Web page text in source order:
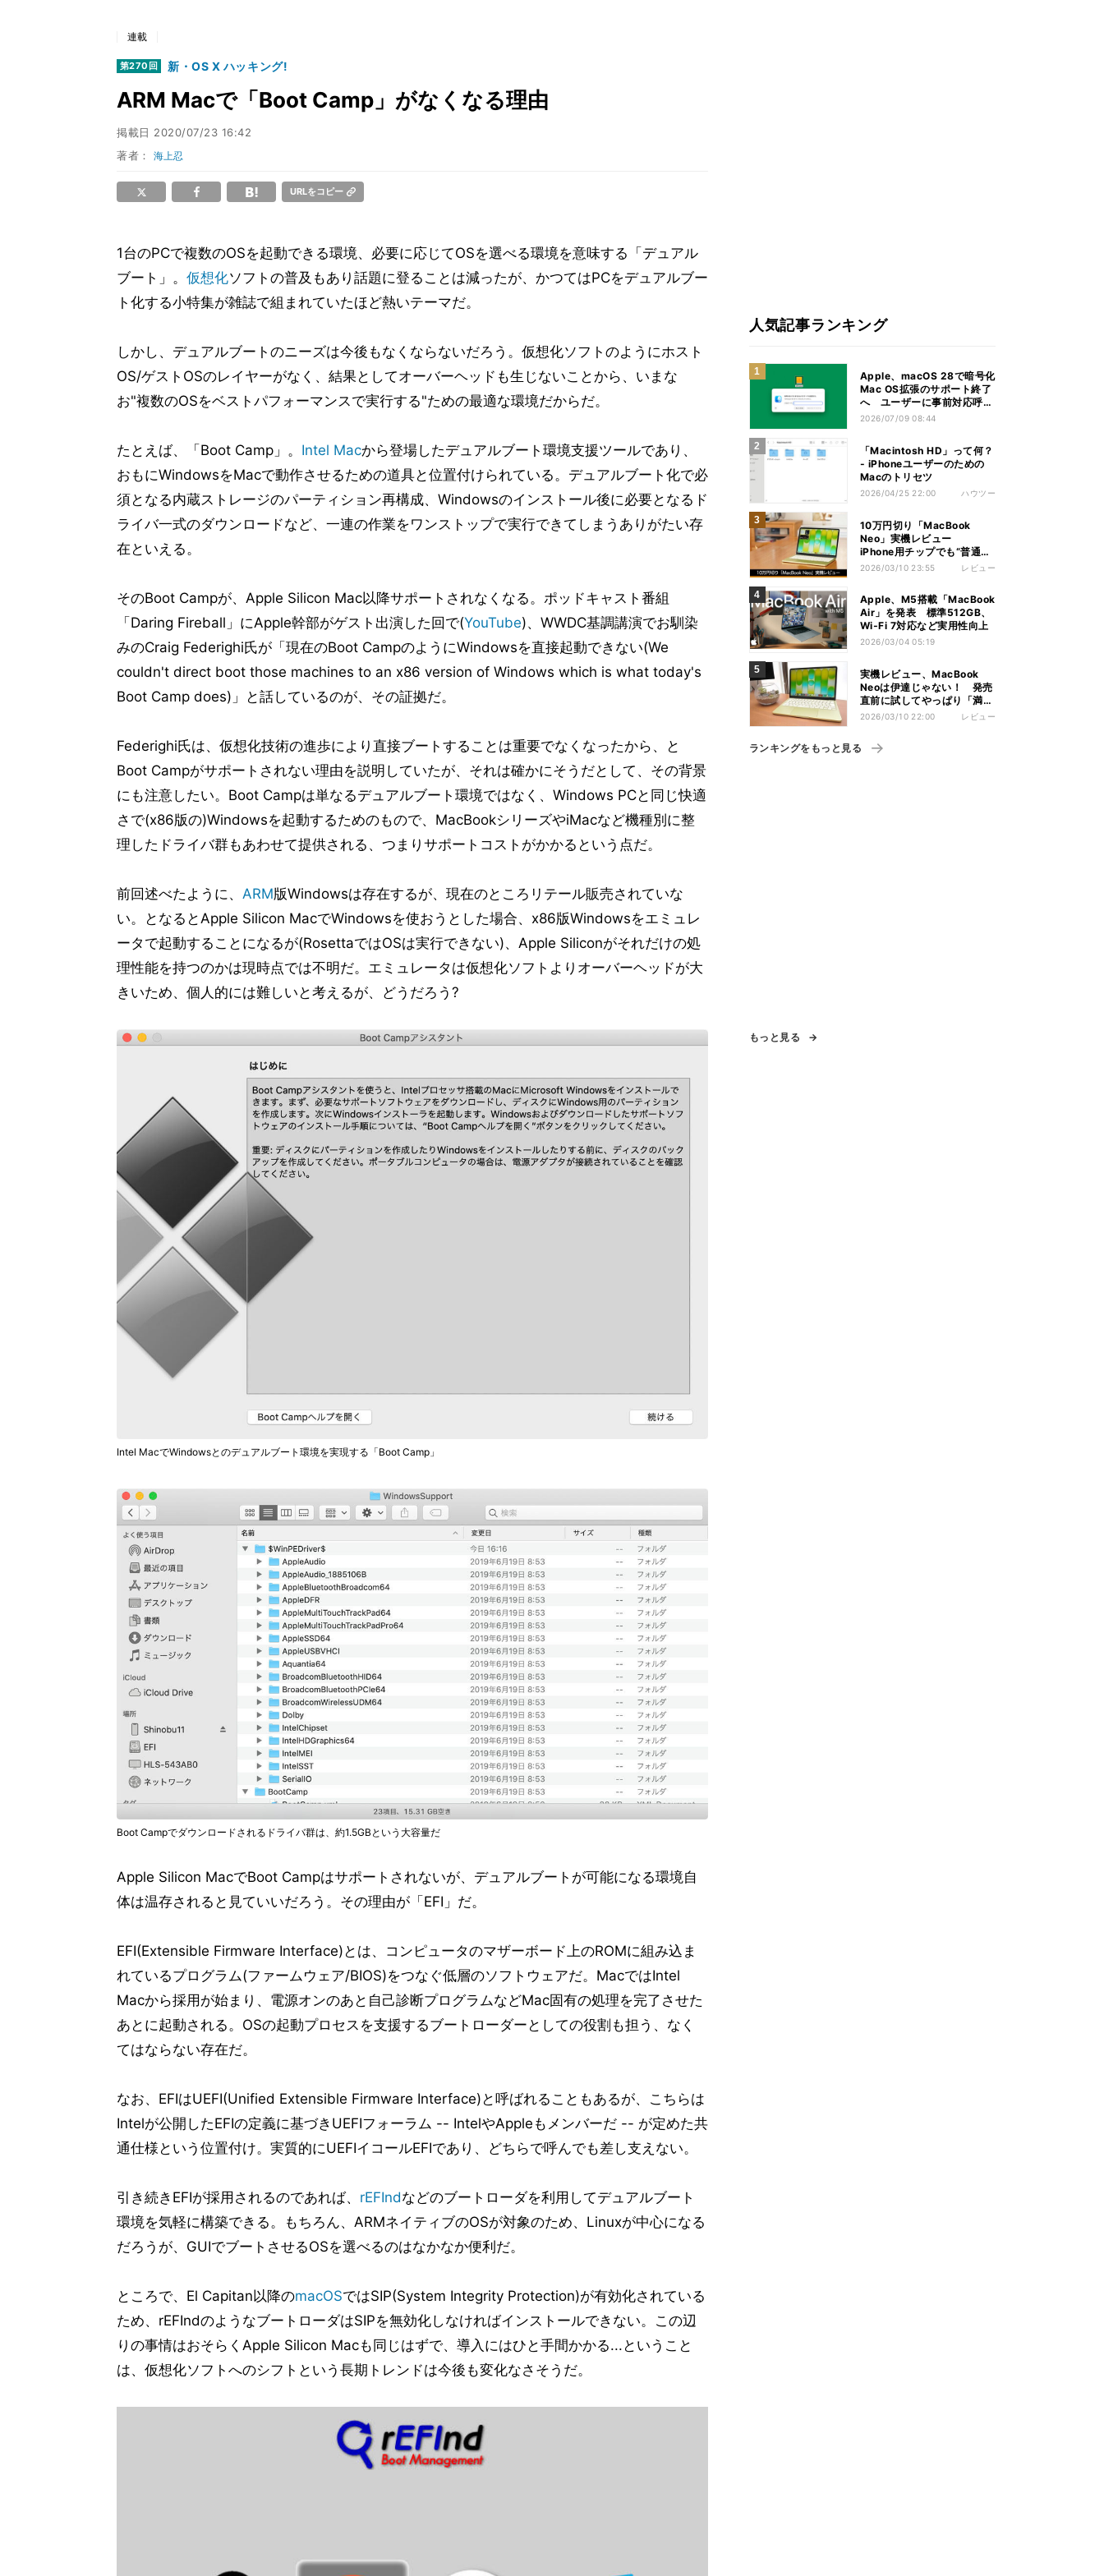
連載
第270回 新・OS X ハッキング!
ARM Macで「Boot Camp」がなくなる理由
掲載日 2020/07/23 16:42
著者：海上忍
URLをコピー
1台のPCで複数のOSを起動できる環境、必要に応じてOSを選べる環境を意味する「デュアル
ブート」。 仮想化ソフトの普及もあり話題に登ることは減ったが、かつてはPCをデュアルブー
ト化する小特集が雑誌で組まれていたほど熱いテーマだ。
しかし、デュアルブートのニーズは今後もなくならないだろう。仮想化ソフトのようにホスト
OS/ゲストOSのレイヤーがなく、結果としてオーバーヘッドも生じないことから、いまな
お"複数のOSをベストパフォーマンスで実行する"ための最適な環境だからだ。
たとえば、「Boot Camp」。 Intel Macから登場したデュアルブート環境支援ツールであり、
おもにWindowsをMacで動作させるための道具と位置付けられている。デュアルブート化で必
須となる内蔵ストレージのパーティション再構成、Windowsのインストール後に必要となるド
ライバ一式のダウンロードなど、一連の作業をワンストップで実行できてしまうありがたい存
在といえる。
そのBoot Campが、Apple Silicon Mac以降サポートされなくなる。ポッドキャスト番組
「Daring Fireball」にApple幹部がゲスト出演した回で(YouTube)、WWDC基調講演でお馴染
みのCraig Federighi氏が「現在のBoot CampのようにWindowsを直接起動できない(We
couldn't direct boot those machines to an x86 version of Windows which is what today's
Boot Camp does)」と話しているのが、その証拠だ。
Federighi氏は、仮想化技術の進歩により直接ブートすることは重要でなくなったから、と
Boot Campがサポートされない理由を説明していたが、それは確かにそうだとして、その背景
にも注意したい。Boot Campは単なるデュアルブート環境ではなく、Windows PCと同じ快適
さで(x86版の)Windowsを起動するためのもので、MacBookシリーズやiMacなど機種別に整
理したドライバ群もあわせて提供される、つまりサポートコストがかかるという点だ。
前回述べたように、 ARM版Windowsは存在するが、現在のところリテール販売されていな
い。となるとApple Silicon MacでWindowsを使おうとした場合、x86版Windowsをエミュレ
ータで起動することになるが(RosettaではOSは実行できない)、Apple Siliconがそれだけの処
理性能を持つのかは現時点では不明だ。エミュレータは仮想化ソフトよりオーバーヘッドが大
きいため、個人的には難しいと考えるが、どうだろう?
Intel MacでWindowsとのデュアルブート環境を実現する「Boot Camp」
Boot Campでダウンロードされるドライバ群は、約1.5GBという大容量だ
Apple Silicon MacでBoot Campはサポートされないが、デュアルブートが可能になる環境自
体は温存されると見ていいだろう。その理由が「EFI」だ。
EFI(Extensible Firmware Interface)とは、コンピュータのマザーボード上のROMに組み込ま
れているプログラム(ファームウェア/BIOS)をつなぐ低層のソフトウェアだ。MacではIntel
Macから採用が始まり、電源オンのあと自己診断プログラムなどMac固有の処理を完了させた
あとに起動される。OSの起動プロセスを支援するブートローダーとしての役割も担う、なく
てはならない存在だ。
なお、EFIはUEFI(Unified Extensible Firmware Interface)と呼ばれることもあるが、こちらは
Intelが公開したEFIの定義に基づきUEFIフォーラム -- IntelやAppleもメンバーだ -- が定めた共
通仕様という位置付け。実質的にUEFIイコールEFIであり、どちらで呼んでも差し支えない。
引き続きEFIが採用されるのであれば、 rEFIndなどのブートローダを利用してデュアルブート
環境を気軽に構築できる。もちろん、ARMネイティブのOSが対象のため、Linuxが中心になる
だろうが、GUIでブートさせるOSを選べるのはなかなか便利だ。
ところで、El Capitan以降のmacOSではSIP(System Integrity Protection)が有効化されている
ため、rEFIndのようなブートローダはSIPを無効化しなければインストールできない。この辺
りの事情はおそらくApple Silicon Macも同じはずで、導入にはひと手間かかる...ということ
は、仮想化ソフトへのシフトという長期トレンドは今後も変化なさそうだ。
人気記事ランキング
Apple、macOS 28で暗号化
Mac OS拡張のサポート終了
へ ユーザーに事前対応呼び
かけ
2026/07/09 08:44
「Macintosh HD」って何？
- iPhoneユーザーのための
Macのトリセツ
2026/04/25 22:00 ハウツー
10万円切り「MacBook
Neo」実機レビュー
iPhone用チップでも“普通に
使えた”意外な実力
2026/03/10 23:55 レビュー
Apple、M5搭載「MacBook
Air」を発表 標準512GB、
Wi‑Fi 7対応など実用性向上
2026/03/04 05:19
実機レビュー、MacBook
Neoは伊達じゃない！ 発売
直前に試してやっぱり「満
足」
2026/03/10 22:00 レビュー
ランキングをもっと見る
もっと見る